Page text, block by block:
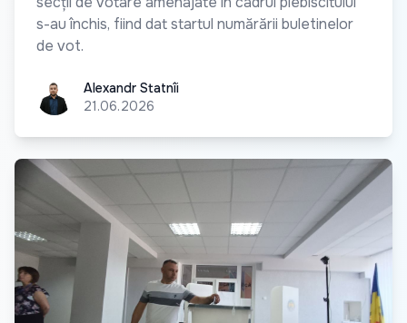
s-au închis, fiind dat startul numărării buletinelor
de vot.
Alexandr Statnîi
Alexandr Statnîi
21.06.2026